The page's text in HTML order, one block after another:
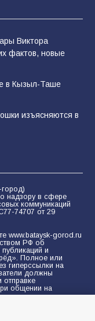
Виктора
фактов, новые
в Кызыл-Таше
изъясняются в
надзору в сфере
коммуникаций
74707 от 29
www.bataysk-gorod.ru
РФ об
и
Полное или
гиперссылки на
должны
общении на